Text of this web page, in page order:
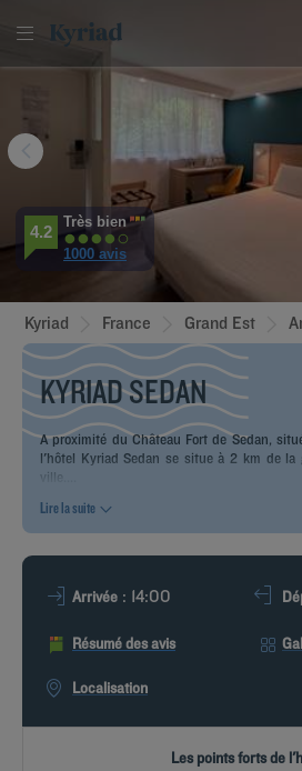
SE
CONNECTER
S’INSCRIRE
AVIS
LOCALISATION
4.2
Très bien
1000 avis
Kyriad France Grand Est
KYRIAD SEDAN
A proximité du Château Fort de Sedan,
l'hôtel Kyriad Sedan se situe à 2 km de
ville....
Lire la suite
Arrivée : 14:00
Résumé des avis
Localisation
Les points forts de